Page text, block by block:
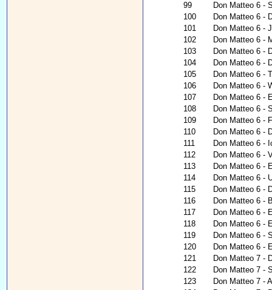
99
Don Matteo 6 -
100
Don Matteo 6 -
101
Don Matteo 6 -
102
Don Matteo 6 -
103
Don Matteo 6 -
104
Don Matteo 6 -
105
Don Matteo 6 -
106
Don Matteo 6 -
107
Don Matteo 6 -
108
Don Matteo 6 -
109
Don Matteo 6 -
110
Don Matteo 6 -
111
Don Matteo 6 -
112
Don Matteo 6 -
113
Don Matteo 6 -
114
Don Matteo 6 -
115
Don Matteo 6 -
116
Don Matteo 6 -
117
Don Matteo 6 -
118
Don Matteo 6 -
119
Don Matteo 6 -
120
Don Matteo 6 -
121
Don Matteo 7 -
122
Don Matteo 7 -
123
Don Matteo 7 -